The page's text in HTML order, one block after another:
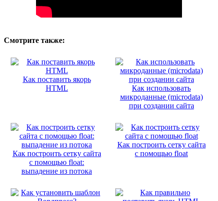
Смотрите также:
Как поставить якорь
HTML
Как использовать
микроданные (microdata)
при создании сайта
Как построить сетку сайта
с помощью float:
выпадение из потока
Как построить сетку сайта
с помощью float